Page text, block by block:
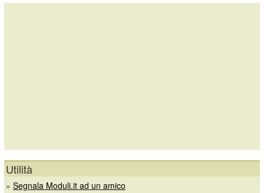
Utilità
»Segnala Moduli.it ad un amico